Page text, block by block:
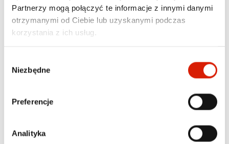
Partnerzy mogą połączyć te informacje z innymi danymi
otrzymanymi od Ciebie lub uzyskanymi podczas
korzystania z ich usług.
zgody
Niezbędne
Preferencje
Analityka
Xiaomi Redmi Watch 5 Active umożliwia odbieranie
i wykonywanie połączeń dzięki Bluetooth Calling,
bez konieczności sięgania po telefon. Wbudowany
głośnik oraz mikrofon zapewniają wyraźny dźwięk,
czy spaceru. Łatwa obsługa połączeń na
nadgarstku eliminuje potrzebę ciągłego wyciągania